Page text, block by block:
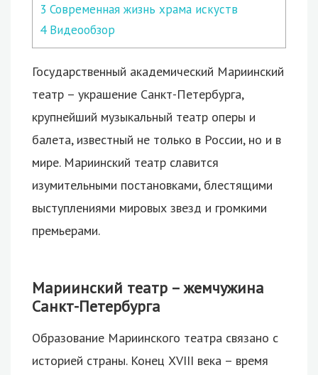
3 Современная жизнь храма искуств
4Видеообзор
Государственный академический Мариинский
театр – украшение Санкт-Петербурга,
крупнейший музыкальный театр оперы и
балета, известный не только в России, но и в
мире.Мариинский театр славится
изумительными постановками, блестящими
выступлениями мировых звезд и громкими
премьерами.
Мариинский театр – жемчужина
Санкт-Петербурга
Образование Мариинского театра связано с
историей страны. Конец XVIII века – время